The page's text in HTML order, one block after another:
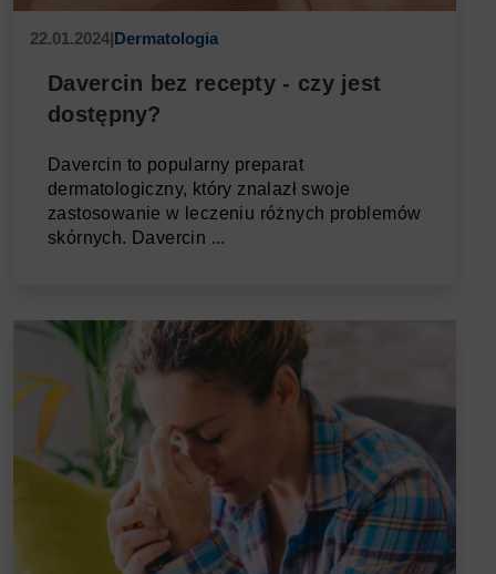
22.01.2024|Dermatologia
Davercin bez recepty - czy jest
dostępny?
Davercin to popularny preparat
dermatologiczny, który znalazł swoje
zastosowanie w leczeniu różnych problemów
skórnych. Davercin ...